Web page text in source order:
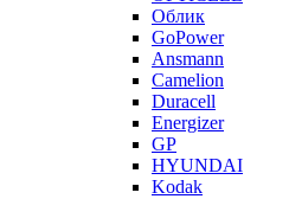
Облик
GoPower
Ansmann
Camelion
Duracell
Energizer
GP
HYUNDAI
Kodak